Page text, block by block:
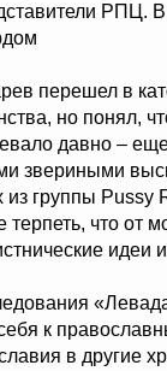
РПЦ.
перешел в
но понял,
давно –
звериными
из группы
что от
идеи
к
в другие